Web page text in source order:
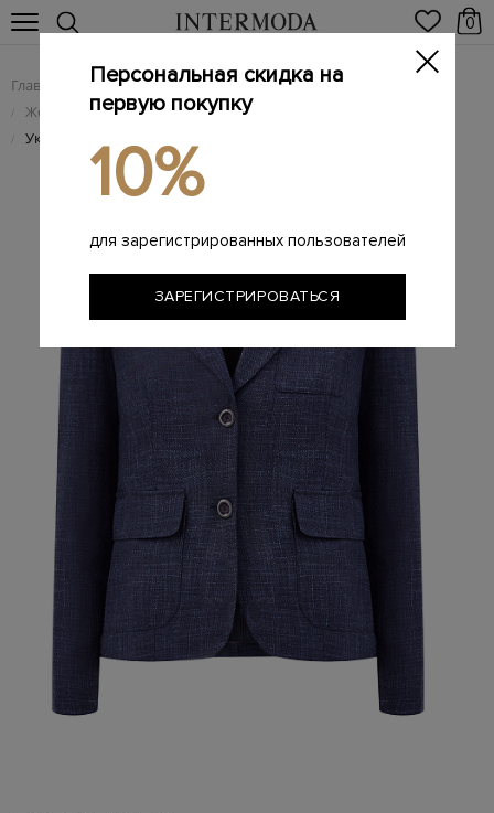
0
Главная Женщинам / Женская одежда
/ Женские жакеты и пиджаки
/ Укороченный жакет из шерсти и шелка с микроузором
Персональная скидка на
первую покупку
10%
для зарегистрированных пользователей
ЗАРЕГИСТРИРОВАТЬСЯ